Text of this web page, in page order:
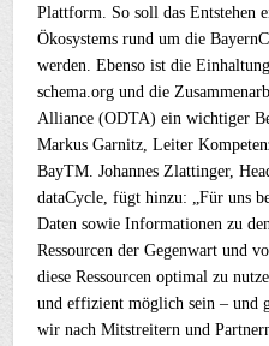
Plattform. So soll das Entstehen
Ökosystems rund um die
werden. Ebenso ist die
schema.org und die
Alliance (ODTA) ein wichtiger
Markus Garnitz, Leiter
BayTM. Johannes Zlattinger,
dataCycle, fügt hinzu: „Für uns
Daten sowie Informationen zu
Ressourcen der Gegenwart und
diese Ressourcen optimal zu
und effizient möglich sein – und
wir nach Mitstreitern und